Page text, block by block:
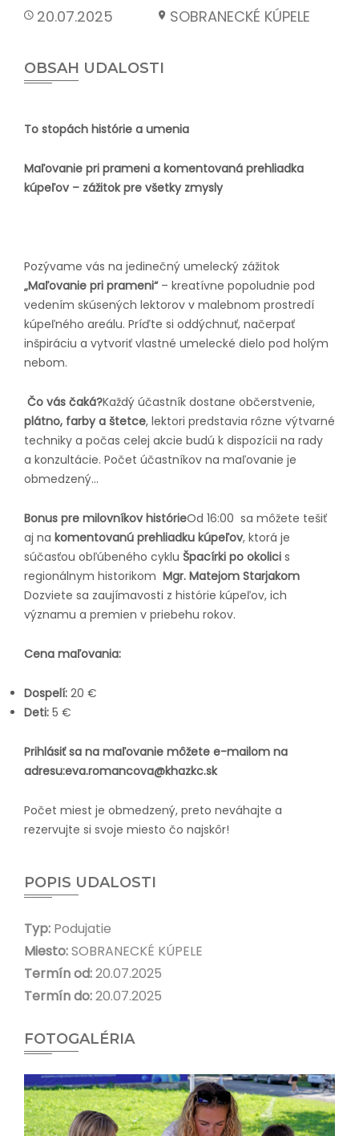
20.07.2025 SOBRANECKÉ KÚPELE
OBSAH UDALOSTI
To stopách histórie a umenia
Maľovanie pri prameni a komentovaná prehliadka
kúpeľov – zážitok pre všetky zmysly
Pozývame vás na jedinečný umelecký zážitok
„Maľovanie pri prameni“– kreatívne popoludnie pod
vedením skúsených lektorov v malebnom prostredí
kúpeľného areálu. Príďte si oddýchnuť, načerpať
inšpiráciu a vytvoriť vlastné umelecké dielo pod holým
nebom.
Čo vás čaká?Každý účastník dostane občerstvenie,
plátno, farby a štetce, lektori predstavia rôzne výtvarné
techniky a počas celej akcie budú k dispozícii na rady
a konzultácie. Počet účastníkov na maľovanie je
obmedzený...
Bonus pre milovníkov histórieOd 16:00 sa môžete tešiť
aj na komentovanú prehliadku kúpeľov, ktorá je
súčasťou obľúbeného cyklu Špacírki po okolici s
regionálnym historikom Mgr. Matejom Starjakom
Dozviete sa zaujímavosti z histórie kúpeľov, ich
významu a premien v priebehu rokov.
Cena maľovania:
Dospelí: 20 €
Deti: 5 €
Prihlásiť sa na maľovanie môžete e-mailom na
adresu:eva.romancova@khazkc.sk
Počet miest je obmedzený, preto neváhajte a
rezervujte si svoje miesto čo najskôr!
POPIS UDALOSTI
Typ: Podujatie
Miesto:SOBRANECKÉ KÚPELE
Termín od:20.07.2025
Termín do:20.07.2025
FOTOGALÉRIA